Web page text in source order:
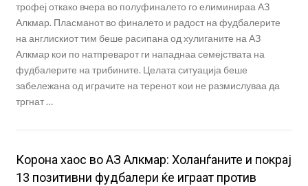
трофеј откако вчера во полуфиналето го елиминираа АЗ
Алкмар. Пласманот во финалето и радост на фудбалерите
на англискиот тим беше расипана од хулиганите на АЗ
Алкмар кои по натпреварот ги нападнаа семејствата на
фудбалерите на трибините. Целата ситуација беше
забележана од играчите на теренот кои не размислуваа да
тргнат …
Корона хаос во АЗ Алкмар: Холанѓаните и покрај
13 позитивни фудбалери ќе играат против